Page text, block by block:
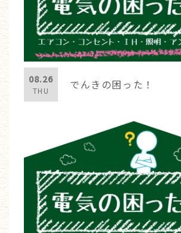
08.26
THU でんきの困った！